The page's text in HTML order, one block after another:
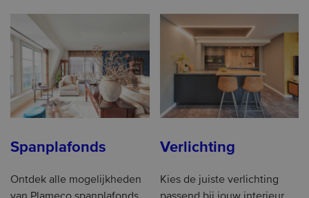
Spanplafonds
Ontdek alle mogelijkheden
Verlichting
Kies de juiste verlichting